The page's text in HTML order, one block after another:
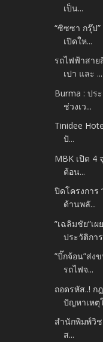
เป็น...
“ซิซซา กรุ๊ป
เปิดให...
รถไฟฟ้าสาย
เปา และ ...
Burma : ปร
ช่วงเว...
Tinidee
ปั...
MBK เปิด 4
ต้อน...
ปิดโครงการ
ด้านพลั...
”เฉลิมชัย”เ
ประวัติการ
”บิ๊กจ้อน”ส่ง
รถไฟจ...
ถอดรหัส..! ก
ปัญหาเหตุ
สำนักพิมพ์วิช
ส...